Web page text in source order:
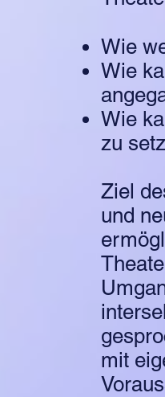
Wie
Wie
Wie
zu
Ziel
und
mit